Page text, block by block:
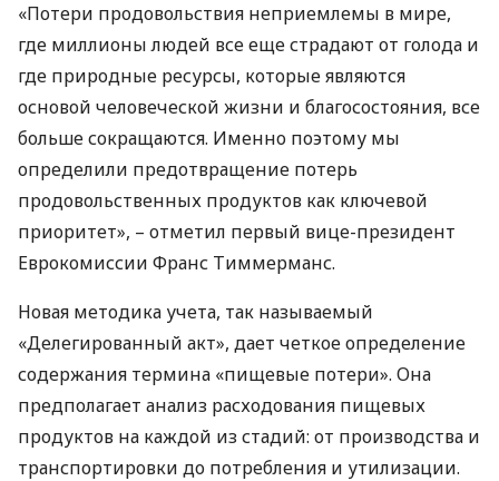
«Потери продовольствия неприемлемы в мире,
где миллионы людей все еще страдают от голода и
где природные ресурсы, которые являются
основой человеческой жизни и благосостояния, все
больше сокращаются. Именно поэтому мы
определили предотвращение потерь
продовольственных продуктов как ключевой
приоритет», – отметил первый вице-президент
Еврокомиссии Франс Тиммерманс.
Новая методика учета, так называемый
«Делегированный акт», дает четкое определение
содержания термина «пищевые потери». Она
предполагает анализ расходования пищевых
продуктов на каждой из стадий: от производства и
транспортировки до потребления и утилизации.